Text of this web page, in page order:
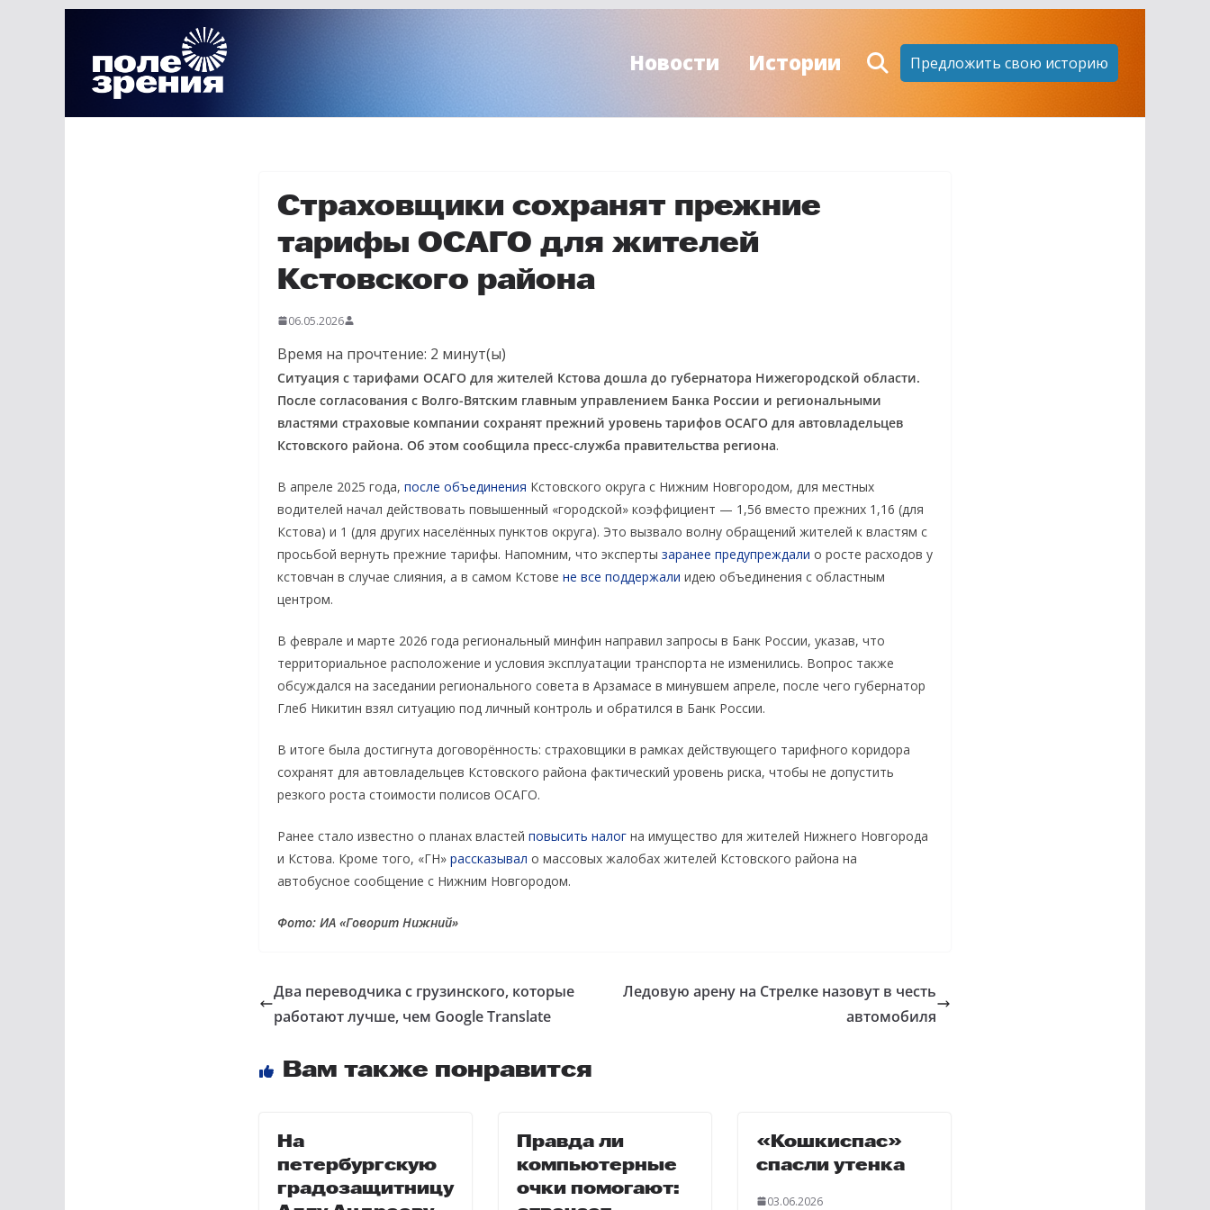
содержимому
Новости Истории Предложить свою историю
Страховщики сохранят прежние
тарифы ОСАГО для жителей
Кстовского района
06.05.2026
Время на прочтение: 2 минут(ы)
Ситуация с тарифами ОСАГО для жителей Кстова дошла до губернатора Нижегородской области.
После согласования с Волго-Вятским главным управлением Банка России и региональными
властями страховые компании сохранят прежний уровень тарифов ОСАГО для автовладельцев
Кстовского района. Об этом сообщила пресс-служба правительства региона.
В апреле 2025 года, после объединения Кстовского округа с Нижним Новгородом, для местных
водителей начал действовать повышенный «городской» коэффициент — 1,56 вместо прежних 1,16 (для
Кстова) и 1 (для других населённых пунктов округа). Это вызвало волну обращений жителей к властям с
просьбой вернуть прежние тарифы. Напомним, что эксперты заранее предупреждали о росте расходов у
кстовчан в случае слияния, а в самом Кстове не все поддержали идею объединения с областным
центром.
В феврале и марте 2026 года региональный минфин направил запросы в Банк России, указав, что
территориальное расположение и условия эксплуатации транспорта не изменились. Вопрос также
обсуждался на заседании регионального совета в Арзамасе в минувшем апреле, после чего губернатор
Глеб Никитин взял ситуацию под личный контроль и обратился в Банк России.
В итоге была достигнута договорённость: страховщики в рамках действующего тарифного коридора
сохранят для автовладельцев Кстовского района фактический уровень риска, чтобы не допустить
резкого роста стоимости полисов ОСАГО.
Ранее стало известно о планах властей повысить налог на имущество для жителей Нижнего Новгорода
и Кстова. Кроме того, «ГН» рассказывал о массовых жалобах жителей Кстовского района на
автобусное сообщение с Нижним Новгородом.
Фото: ИА «Говорит Нижний»
Два переводчика с грузинского, которые
работают лучше, чем Google Translate
Ледовую арену на Стрелке назовут в честь
автомобиля
Вам также понравится
На
петербургскую
градозащитницу
Правда ли
компьютерные
очки помогают:
«Кошкиспас»
спасли утенка
03.06.2026